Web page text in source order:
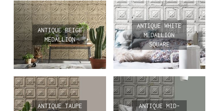
ANTIQUE BEIGE
MEDALLION
ANTIQUE WHITE
MEDALLION
SQUARE
ANTIQUE TAUPE
ANTIQUE MID-